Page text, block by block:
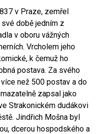
v Praze, zemřel
době jedním z
v oboru vážných
Vrcholem jeho
k čemuž ho
postava. Za svého
než 500 postav a do
zapsal jako
Strakonickém dudákovi
Jindřich Mošna byl
dcerou hospodského a